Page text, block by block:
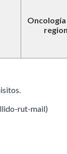
rut-mail)